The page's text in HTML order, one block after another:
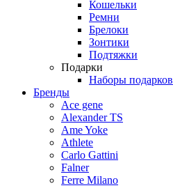
Кошельки
Ремни
Брелоки
Зонтики
Подтяжки
Подарки
Наборы подарков
Бренды
Ace gene
Alexander TS
Ame Yoke
Athlete
Carlo Gattini
Falner
Ferre Milano